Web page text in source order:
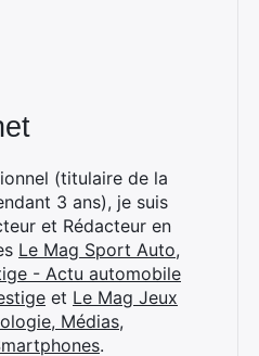
(titulaire de la
3 ans), je suis
et Rédacteur en
Le Mag Sport Auto,
- Actu automobile
et Le Mag Jeux
Médias,
.